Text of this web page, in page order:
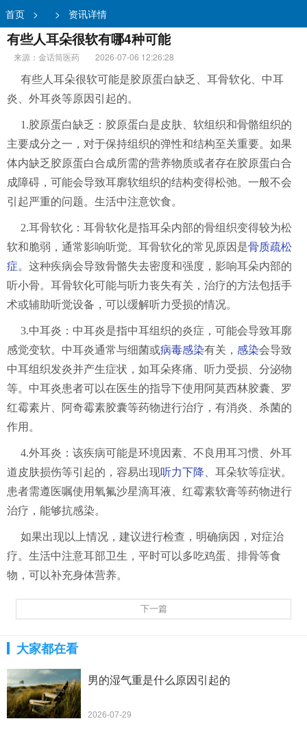
首页 > > 资讯详情
有些人耳朵很软有哪4种可能
来源：金话筒医药
2026-07-06 12:26:28
有些人耳朵很软可能是胶原蛋白缺乏、耳骨软化、中耳
炎、外耳炎等原因引起的。
1.胶原蛋白缺乏：胶原蛋白是皮肤、软组织和骨骼组织的
主要成分之一，对于保持组织的弹性和结构至关重要。如果
体内缺乏胶原蛋白合成所需的营养物质或者存在胶原蛋白合
成障碍，可能会导致耳廓软组织的结构变得松弛。一般不会
引起严重的问题。生活中注意饮食。
2.耳骨软化：耳骨软化是指耳朵内部的骨组织变得较为松
软和脆弱，通常影响听觉。耳骨软化的常见原因是骨质疏松
症。这种疾病会导致骨骼失去密度和强度，影响耳朵内部的
听小骨。耳骨软化可能与听力丧失有关，治疗的方法包括手
术或辅助听觉设备，可以缓解听力受损的情况。
3.中耳炎：中耳炎是指中耳组织的炎症，可能会导致耳廓
感觉变软。中耳炎通常与细菌或病毒感染有关， 感染会导致
中耳组织发炎并产生症状，如耳朵疼痛、听力受损、分泌物
等。中耳炎患者可以在医生的指导下使用阿莫西林胶囊、罗
红霉素片、阿奇霉素胶囊等药物进行治疗，有消炎、杀菌的
作用。
4.外耳炎：该疾病可能是环境因素、不良用耳习惯、外耳
道皮肤损伤等引起的，容易出现听力下降 、耳朵软等症状。
患者需遵医嘱使用氧氟沙星滴耳液、红霉素软膏等药物进行
治疗，能够抗感染。
如果出现以上情况，建议进行检查，明确病因，对症治
疗。生活中注意耳部卫生，平时可以多吃鸡蛋、排骨等食
物，可以补充身体营养。
下一篇
大家都在看
男的湿气重是什么原因引起的
2026-07-29